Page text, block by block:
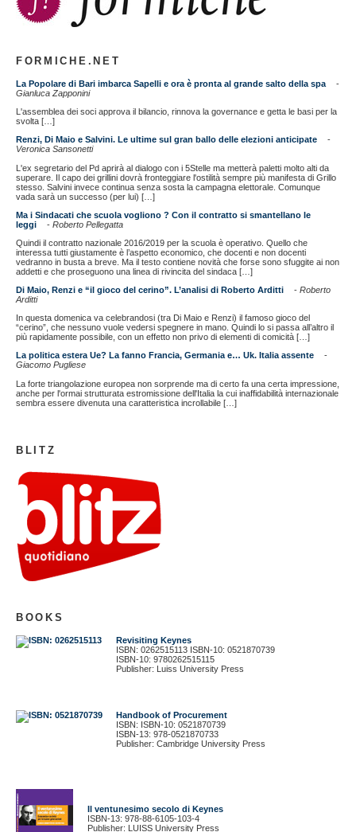
FORMICHE.NET
La Popolare di Bari imbarca Sapelli e ora è pronta al grande salto della spa
-
Gianluca Zapponini
L'assemblea dei soci approva il bilancio, rinnova la governance e getta le basi per la
svolta […]
Renzi, Di Maio e Salvini. Le ultime sul gran ballo delle elezioni anticipate
-
Veronica Sansonetti
L'ex segretario del Pd aprirà al dialogo con i 5Stelle ma metterà paletti molto alti da
superare. Il capo dei grillini dovrà fronteggiare l'ostilità sempre più manifesta di Grillo
stesso. Salvini invece continua senza sosta la campagna elettorale. Comunque
vada sarà un successo (per lui) […]
Ma i Sindacati che scuola vogliono ? Con il contratto si smantellano le
leggi
- Roberto Pellegatta
Quindi il contratto nazionale 2016/2019 per la scuola è operativo. Quello che
interessa tutti giustamente è l’aspetto economico, che docenti e non docenti
vedranno in busta a breve. Ma il testo contiene novità che forse sono sfuggite ai non
addetti e che proseguono una linea di rivincita del sindaca […]
Di Maio, Renzi e “il gioco del cerino”. L’analisi di Roberto Arditti
- Roberto
Arditti
In questa domenica va celebrandosi (tra Di Maio e Renzi) il famoso gioco del
“cerino”, che nessuno vuole vedersi spegnere in mano. Quindi lo si passa all’altro il
più rapidamente possibile, con un effetto non privo di elementi di comicità […]
La politica estera Ue? La fanno Francia, Germania e… Uk. Italia assente
-
Giacomo Pugliese
La forte triangolazione europea non sorprende ma​ di certo fa una certa impressione,
anche per l'ormai strutturata estromissione dell'Italia la cui inaffidabilità internazionale
sembra essere divenuta una caratteristica incrollabile […]
BLITZ
BOOKS
Revisiting Keynes
ISBN: 0262515113 ISBN-10: 0521870739
ISBN-10: 9780262515115
Publisher: Luiss University Press
Handbook of Procurement
ISBN: ISBN-10: 0521870739
ISBN-13: 978-0521870733
Publisher: Cambridge University Press
Il ventunesimo secolo di Keynes
ISBN-13: 978-88-6105-103-4
Publisher: LUISS University Press